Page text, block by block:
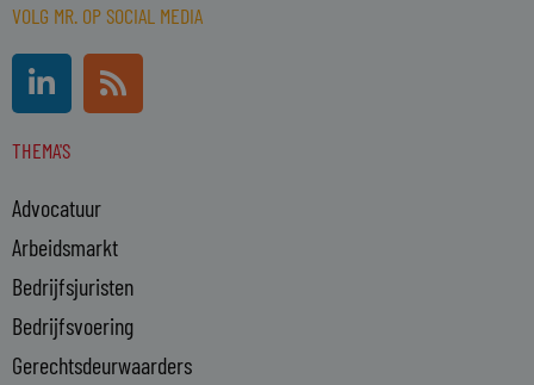
VOLG MR. OP SOCIAL MEDIA
L
i
n
k
d
i
n
-
i
n
R
s
s
THEMA'S
Advocatuur
Arbeidsmarkt
Bedrijfsjuristen
Bedrijfsvoering
Gerechtsdeurwaarders